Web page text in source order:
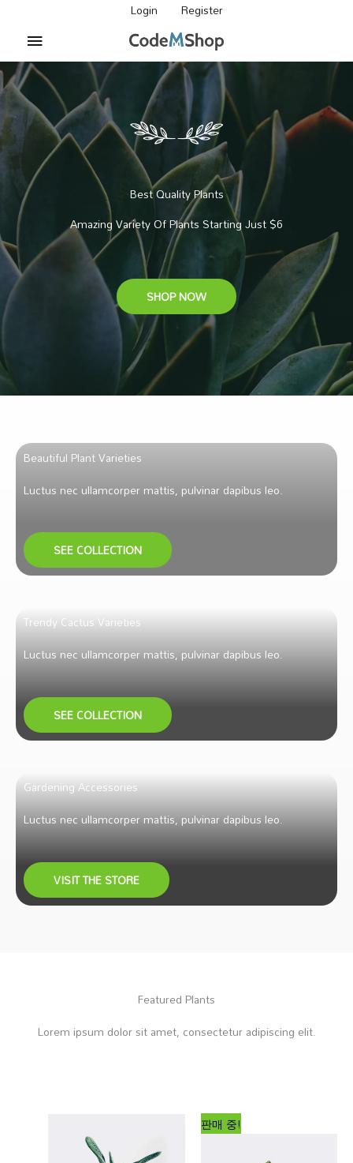
로
건
너
뛰
기
Login Register
메
인
메
뉴
Best Quality Plants
Amazing Variety Of Plants Starting Just $6
SHOP NOW
Beautiful Plant Varieties
Luctus nec ullamcorper mattis, pulvinar dapibus leo.
SEE COLLECTION
Trendy Cactus Varieties
Luctus nec ullamcorper mattis, pulvinar dapibus leo.
SEE COLLECTION
Gardening Accessories
Luctus nec ullamcorper mattis, pulvinar dapibus leo.
VISIT THE STORE
Featured Plants
Lorem ipsum dolor sit amet, consectetur adipiscing elit.
판매 중!